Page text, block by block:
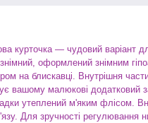
курточка — чудовий варіант
оформлений знімним
на блискавці. Внутрішня
вашому малюкові додатковий
утеплений м'яким флісом.
Для зручності регулювання